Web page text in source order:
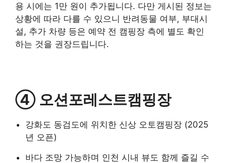
용 시에는 1만 원이 추가됩니다. 다만 게시된 정보는
상황에 따라 다를 수 있으니 반려동물 여부, 부대시
설, 추가 차량 등은 예약 전 캠핑장 측에 별도 확인
하는 것을 권장드립니다.
④ 오션포레스트캠핑장
강화도 동검도에 위치한 신상 오토캠핑장 (2025
년 오픈)
바다 조망 가능하며 인천 시내 뷰도 함께 즐길 수